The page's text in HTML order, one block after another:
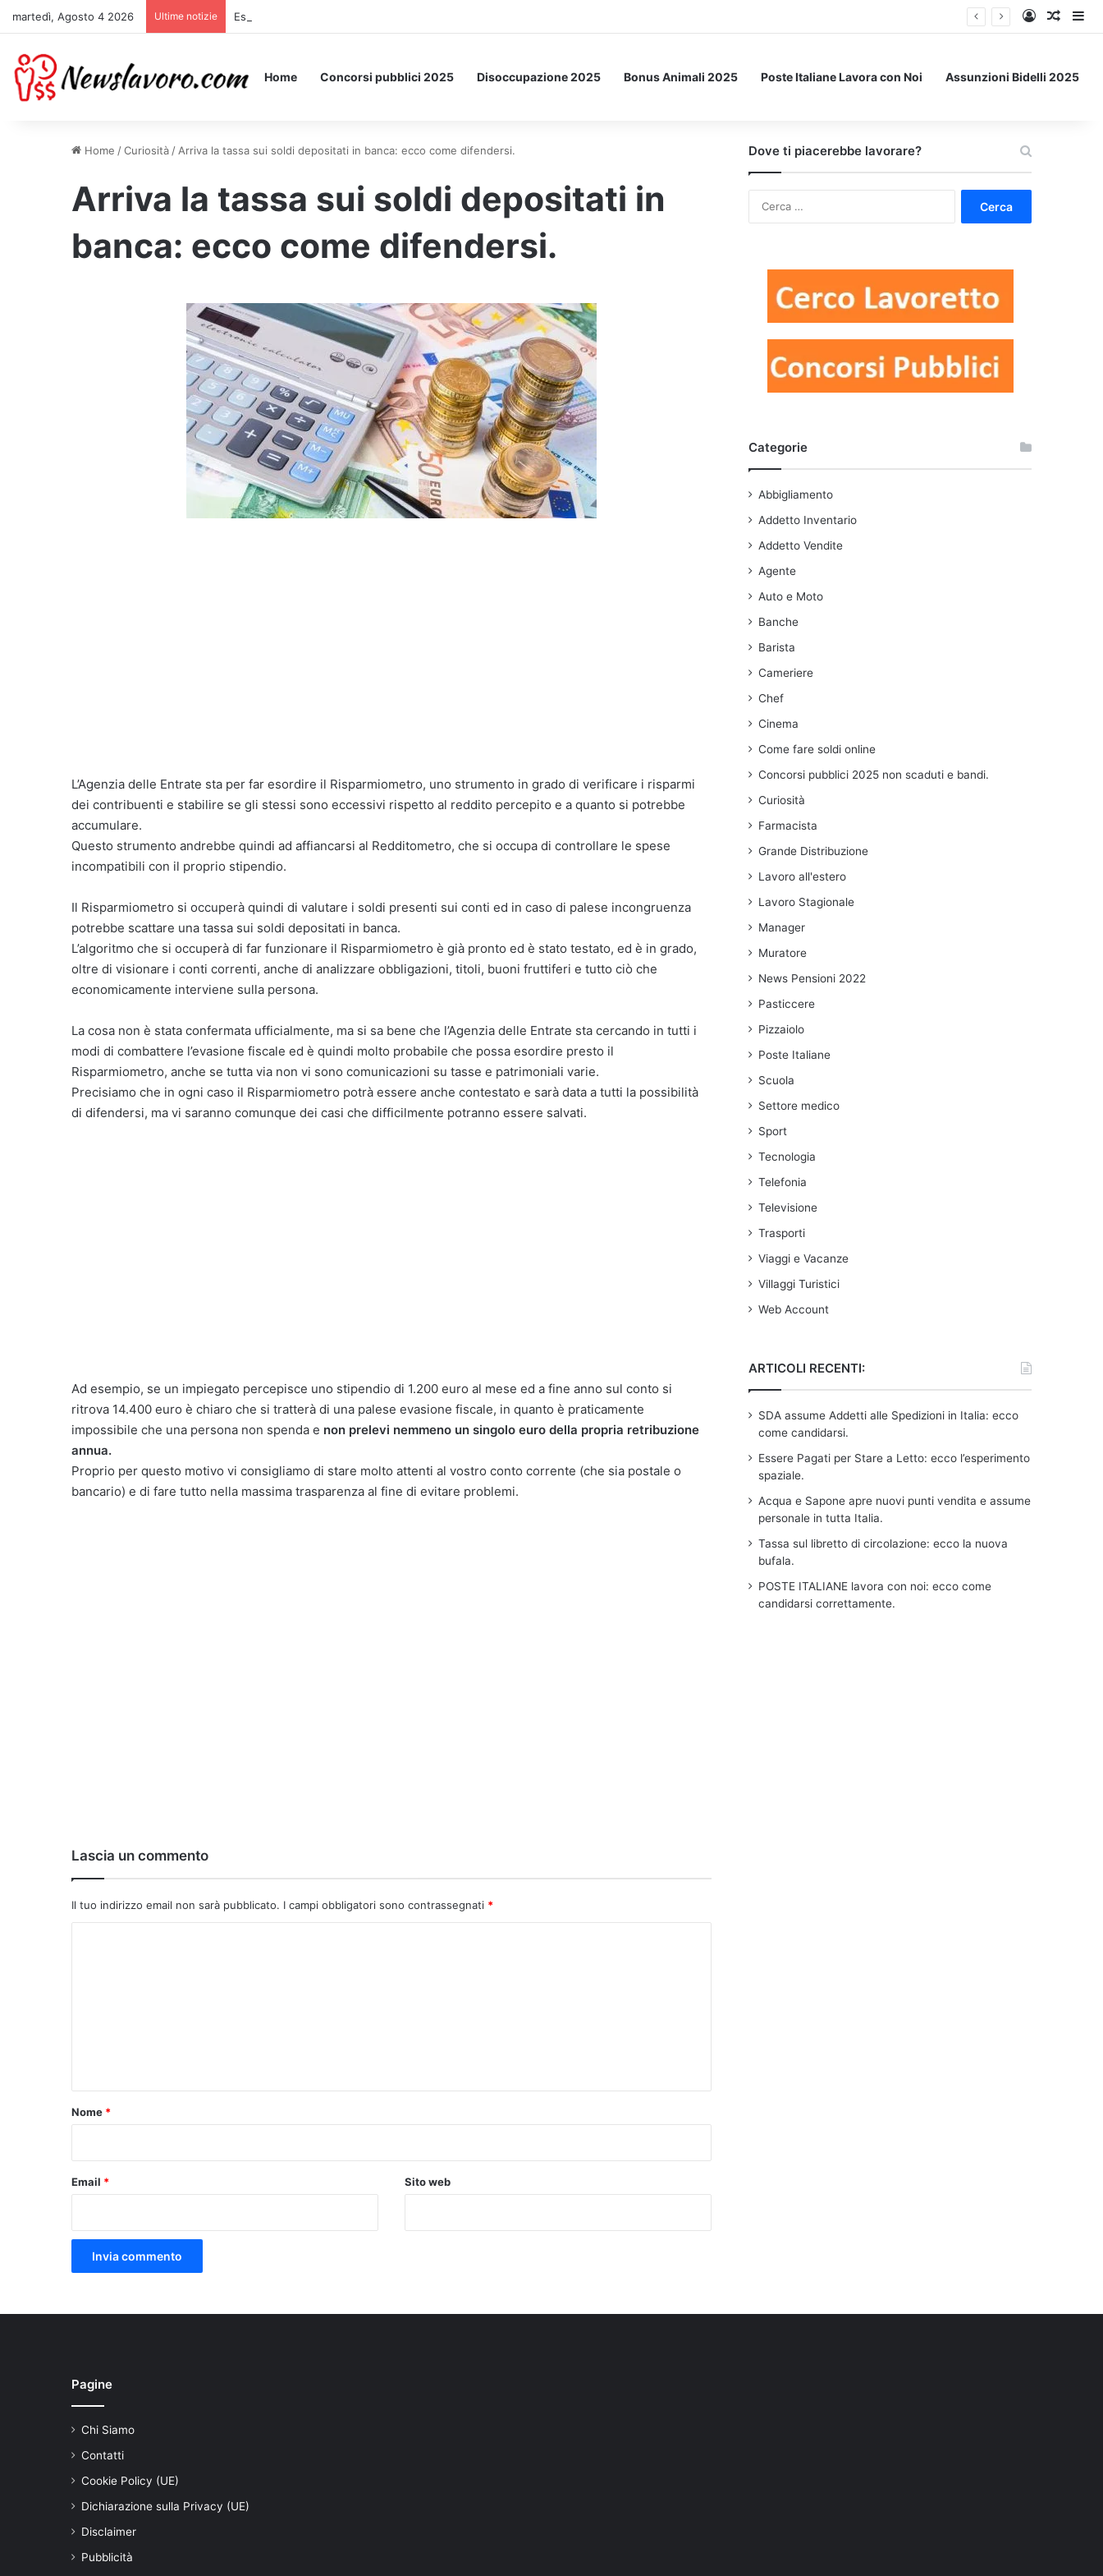
martedì, Agosto 4 2026 Ultime notizie Essere Pagati per Stare a Letto: ecco l’esperimento spaziale. Accedi
Un
Home Concorsi pubblici 2025 Disoccupazione 2025 Bonus Animali 2025 Poste Italiane Lavora con Noi Assunzioni Bidelli 2025
Home /Curiosità / Arriva la tassa sui soldi depositati in banca: ecco come difendersi.
Arriva la tassa sui soldi depositati in
banca: ecco come difendersi.
L’Agenzia delle Entrate sta per far esordire il Risparmiometro, uno strumento in grado di verificare i risparmi
dei contribuenti e stabilire se gli stessi sono eccessivi rispetto al reddito percepito e a quanto si potrebbe
accumulare.
Questo strumento andrebbe quindi ad affiancarsi al Redditometro, che si occupa di controllare le spese
incompatibili con il proprio stipendio.
Il Risparmiometro si occuperà quindi di valutare i soldi presenti sui conti ed in caso di palese incongruenza
potrebbe scattare una tassa sui soldi depositati in banca.
L’algoritmo che si occuperà di far funzionare il Risparmiometro è già pronto ed è stato testato, ed è in grado,
oltre di visionare i conti correnti, anche di analizzare obbligazioni, titoli, buoni fruttiferi e tutto ciò che
economicamente interviene sulla persona.
La cosa non è stata confermata ufficialmente, ma si sa bene che l’Agenzia delle Entrate sta cercando in tutti i
modi di combattere l’evasione fiscale ed è quindi molto probabile che possa esordire presto il
Risparmiometro, anche se tutta via non vi sono comunicazioni su tasse e patrimoniali varie.
Precisiamo che in ogni caso il Risparmiometro potrà essere anche contestato e sarà data a tutti la possibilità
di difendersi, ma vi saranno comunque dei casi che difficilmente potranno essere salvati.
Ad esempio, se un impiegato percepisce uno stipendio di 1.200 euro al mese ed a fine anno sul conto si
ritrova 14.400 euro è chiaro che si tratterà di una palese evasione fiscale, in quanto è praticamente
impossibile che una persona non spenda e non prelevi nemmeno un singolo euro della propria retribuzione
annua.
Proprio per questo motivo vi consigliamo di stare molto attenti al vostro conto corrente (che sia postale o
bancario) e di fare tutto nella massima trasparenza al fine di evitare problemi.
Lascia un commento
Il tuo indirizzo email non sarà pubblicato. I campi obbligatori sono contrassegnati *
o
Nome *
Email * Sito web
Dove ti piacerebbe lavorare?
Categorie
Abbigliamento
Addetto Inventario
Addetto Vendite
Agente
Auto e Moto
Banche
Barista
Cameriere
Chef
Cinema
Come fare soldi online
Concorsi pubblici 2025 non scaduti e bandi.
Curiosità
Farmacista
Grande Distribuzione
Lavoro all'estero
Lavoro Stagionale
Manager
Muratore
News Pensioni 2022
Pasticcere
Pizzaiolo
Poste Italiane
Scuola
Settore medico
Sport
Tecnologia
Telefonia
Televisione
Trasporti
Viaggi e Vacanze
Villaggi Turistici
Web Account
ARTICOLI RECENTI:
SDA assume Addetti alle Spedizioni in Italia: ecco
come candidarsi.
Essere Pagati per Stare a Letto: ecco l’esperimento
spaziale.
Acqua e Sapone apre nuovi punti vendita e assume
personale in tutta Italia.
Tassa sul libretto di circolazione: ecco la nuova
bufala.
POSTE ITALIANE lavora con noi: ecco come
candidarsi correttamente.
Pagine
Chi Siamo
Contatti
Cookie Policy (UE)
Dichiarazione sulla Privacy (UE)
Disclaimer
Pubblicità